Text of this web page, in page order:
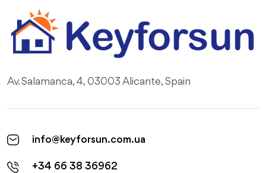
Av. Salamanca, 4, 03003 Alicante, Spain
info@keyforsun.com.ua
+34 66 38 36962